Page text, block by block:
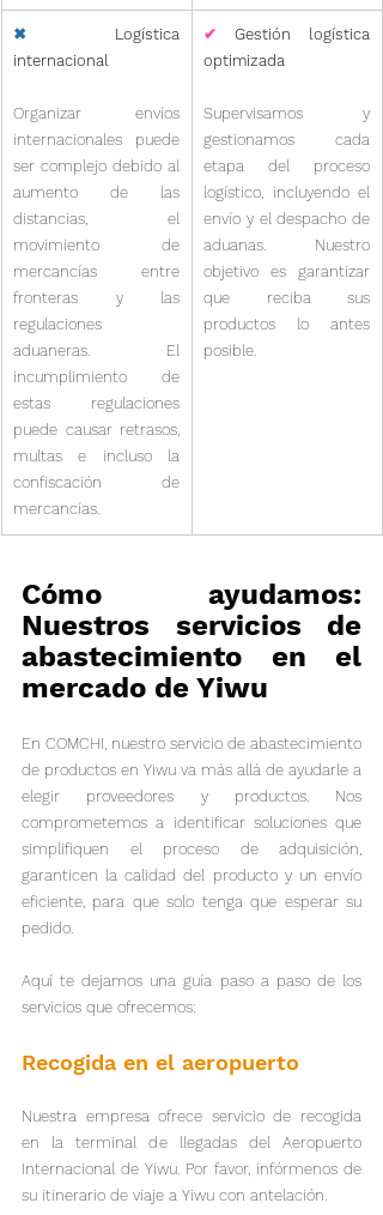
✖ Logística
internacional
Organizar envíos
internacionales puede
ser complejo debido al
aumento de las
distancias, el
movimiento de
mercancías entre
fronteras y las
regulaciones
aduaneras. El
incumplimiento de
estas regulaciones
puede causar retrasos,
multas e incluso la
confiscación de
mercancías.
✔ Gestión logística
optimizada
Supervisamos y
gestionamos cada
etapa del proceso
logístico, incluyendo el
envío y el despacho de
aduanas. Nuestro
objetivo es garantizar
que reciba sus
productos lo antes
posible.
Cómo ayudamos:
Nuestros servicios de
abastecimiento en el
mercado de Yiwu
En COMCHI, nuestro servicio de abastecimiento
de productos en Yiwu va más allá de ayudarle a
elegir proveedores y productos. Nos
comprometemos a identificar soluciones que
simplifiquen el proceso de adquisición,
garanticen la calidad del producto y un envío
eficiente, para que solo tenga que esperar su
pedido.
Aquí te dejamos una guía paso a paso de los
servicios que ofrecemos:
Recogida en el aeropuerto
Nuestra empresa ofrece servicio de recogida
en la terminal de llegadas del Aeropuerto
Internacional de Yiwu. Por favor, infórmenos de
su itinerario de viaje a Yiwu con antelación.